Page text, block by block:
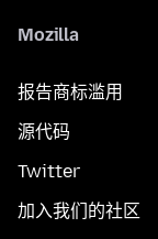
Mozilla
报告商标滥用
源代码
Twitter
加入我们的社区